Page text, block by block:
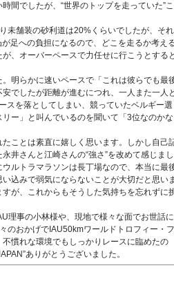
間でしたが、“世界のトップを走っていた”こ
未舗装の砂利道は20%くらいでしたが、それ
足への負担になるので、どこを走るか考え
、オーバーペースで力任せに行こうとすると
明らかに速いペースで「これは彼らでも最
でしたが距離が進むにつれ、一人また一人と
スを落としてしまい、競っていたベルギー選
ー」と叫んでいるのを聞いて「3位なのかな
ことは素直に嬉しく思います。しかし自己
井さんと江崎さんの“強さ”を改めて感じまし
ルトラマラソンは長丁場なので、本当に最
込みで弱気にならないことが大切だと思いま
が、これからもそうした気持ちを忘れずに
理事の小林様や、現地で様々な面でお世話に
のおかげでIAU50kmワールドトロフィー・フ
慣れな環境でもしっかりレースに臨めたの
ありがとうございました。